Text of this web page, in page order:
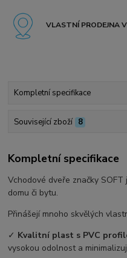
VLASTNÍ PRODEJNA
Kompletní specifikace
Související zboží 8
Kompletní specifikace
Vchodové dveře značky
domu či bytu.
Přinášejí mnoho skvělých
✓ Kvalitní plast s PVC
vysokou odolnost a